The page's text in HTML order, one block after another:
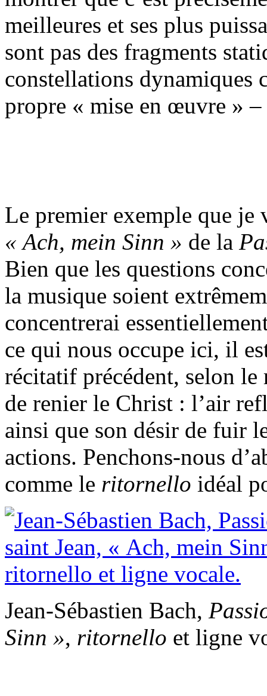
meilleures et ses plus
sont pas des fragments
constellations dynamiques
propre « mise en œuvre »
Le premier exemple que je
« Ach, mein Sinn » de la
Bien que les questions
la musique soient
concentrerai
ce qui nous occupe ici, il
récitatif précédent, selon
de renier le Christ : l’air
ainsi que son désir de fuir
actions. Penchons-nous
comme le ritornello idéal
Jean-Sébastien Bach,
Sinn », ritornello et ligne